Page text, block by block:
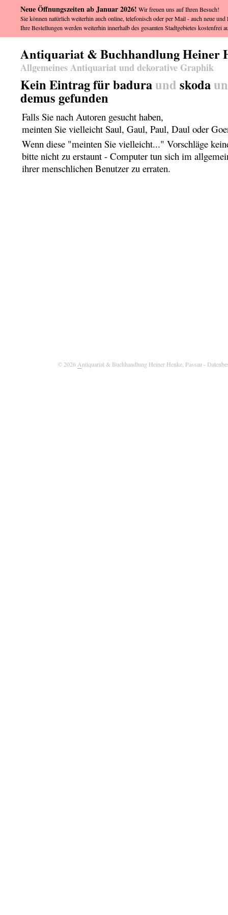
Antiquariat & Buchhandlung Heiner
Allgemeines Antiquariat und dekorative Graphik
Kein Eintrag für baduraund skoda
demus gefunden
Falls Sie nach Autoren gesucht haben,
meinten Sie vielleicht Saul, Gaul, Paul, Daul oder
Wenn diese "meinten Sie vielleicht..." Vorschläge
bitte nicht zu erstaunt - Computer tun sich im
ihrer menschlichen Benutzer zu erraten.
© 2026Antiquariat & Buchhandlung Heiner Henke, Passau -
Neue Öffnungszeiten ab Januar 2026! Wir freuen uns auf Ihren Besuch!
Sie können natürlich weiterhin auch online, telefonisch oder per Mail - auch neue
Ihre Bestellungen werden weiterhin innerhalb des gesamten Stadtgebietes kostenfrei